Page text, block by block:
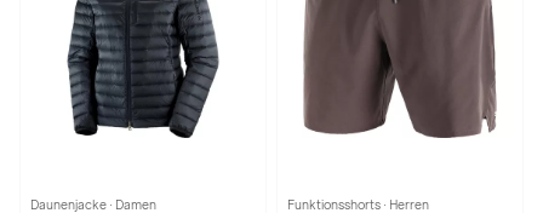
Daunenjacke · Damen Funktionsshorts · Herren